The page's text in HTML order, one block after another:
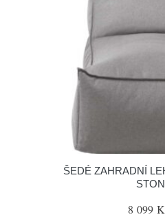
ŠEDÉ ZAHRADNÍ
8 099